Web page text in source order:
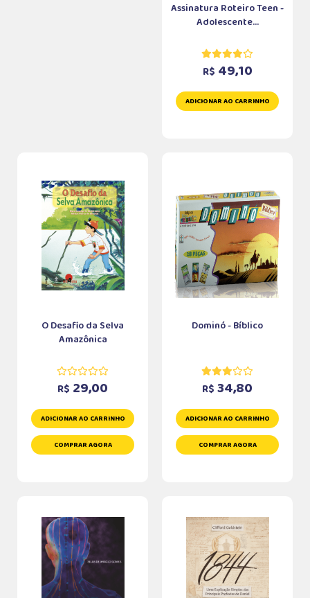
Assinatura Roteiro Teen -
Adolescente...
R$ 49,10
ADICIONAR AO CARRINHO
O Desafio da Selva
Amazônica
R$ 29,00
ADICIONAR AO CARRINHO
COMPRAR AGORA
Dominó - Bíblico
R$ 34,80
ADICIONAR AO CARRINHO
COMPRAR AGORA